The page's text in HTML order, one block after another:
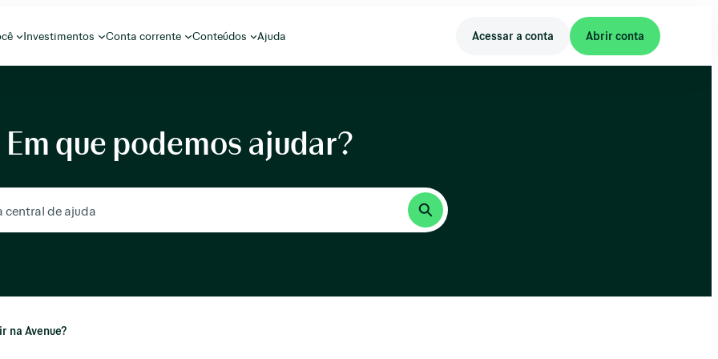
Investimentos Conta corrente Conteúdos Ajuda Acessar a conta Abrir conta
Em que podemos ajudar?
na Avenue?